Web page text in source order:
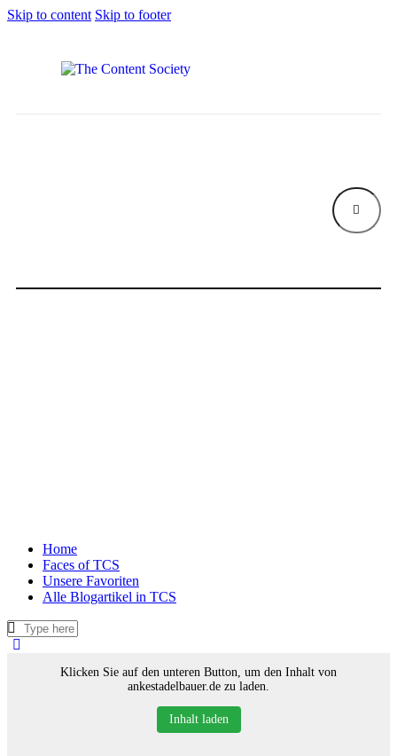
Skip to content Skip to footer
Home
Faces of TCS
Unsere Favoriten
Alle Blogartikel in TCS
Klicken Sie auf den unteren Button, um den Inhalt von
ankestadelbauer.de zu laden.
Inhalt laden